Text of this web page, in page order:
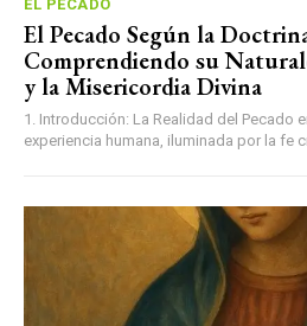
EL PECADO
El Pecado Según la
Comprendiendo su
y la Misericordia Divina
1. Introducción: La Realidad del Pecado en
experiencia humana, iluminada por la fe